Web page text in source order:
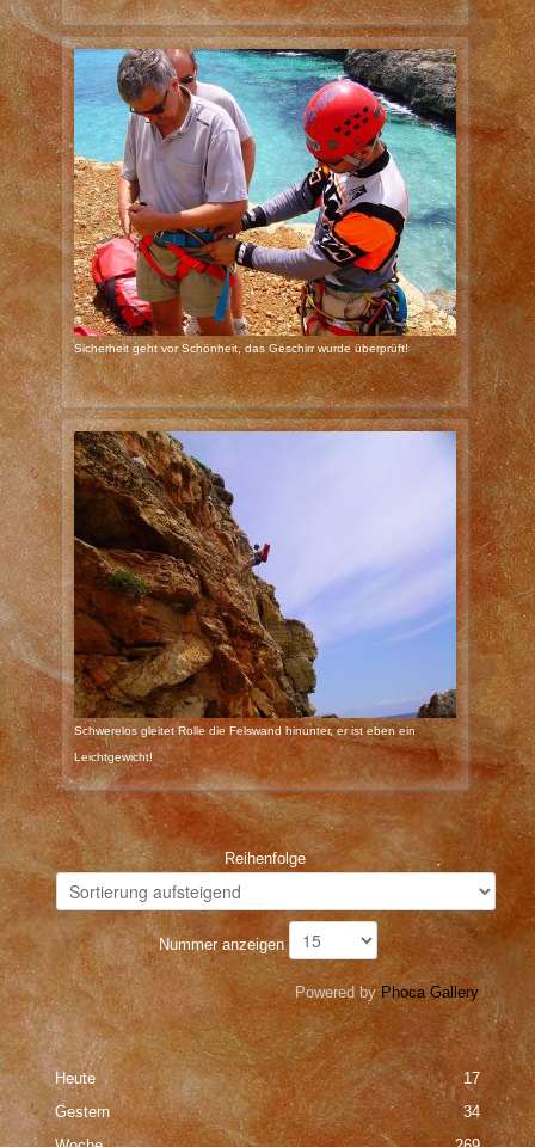
Sicherheit geht vor Schönheit, das Geschirr wurde überprüft!
Schwerelos gleitet Rolle die Felswand hinunter, er ist eben ein
Leichtgewicht!
Reihenfolge
Nummer anzeigen
Powered byPhoca Gallery
Heute
17
Gestern
34